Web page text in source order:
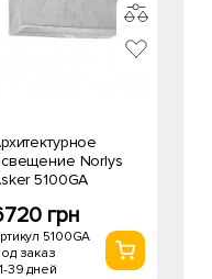
Norlys
5100GA
грн
5100GA
заказ
39 дней